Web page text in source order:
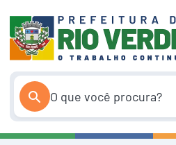
conteúdo